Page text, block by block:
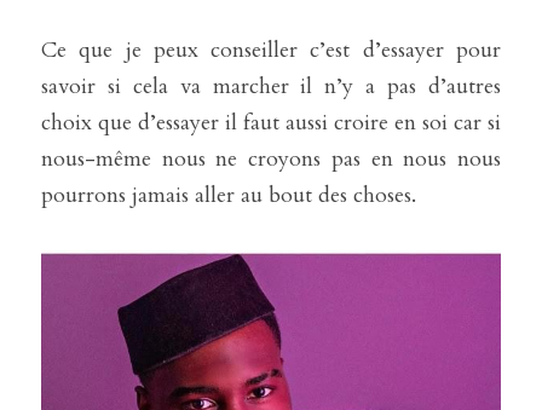
Ce que je peux conseiller c’est d’essayer pour
savoir si cela va marcher il n’y a pas d’autres
choix que d’essayer il faut aussi croire en soi car si
nous-même nous ne croyons pas en nous nous
pourrons jamais aller au bout des choses.